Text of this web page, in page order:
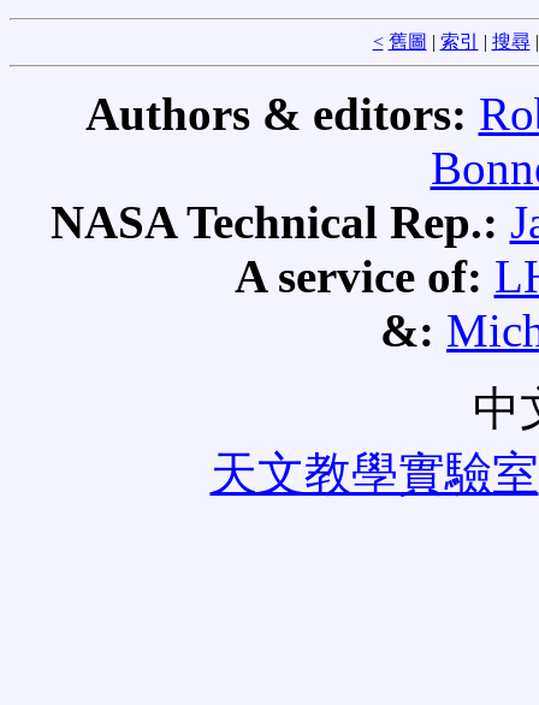
< 舊圖 | 索引 | 搜尋
Authors & editors:
NASA Technical Rep.:
A service of:
&:
中
天文教學實驗室